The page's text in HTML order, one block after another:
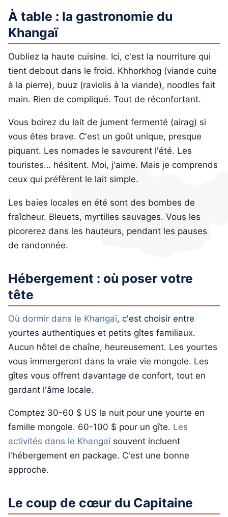
À table : la gastronomie du
Khangaï
Oubliez la haute cuisine. Ici, c'est la nourriture qui
tient debout dans le froid. Khhorkhog (viande cuite
à la pierre), buuz (raviolis à la viande), noodles fait
main. Rien de compliqué. Tout de réconfortant.
Vous boirez du lait de jument fermenté (airag) si
vous êtes brave. C'est un goût unique, presque
piquant. Les nomades le savourent l'été. Les
touristes… hésitent. Moi, j'aime. Mais je comprends
ceux qui préfèrent le lait simple.
Les baies locales en été sont des bombes de
fraîcheur. Bleuets, myrtilles sauvages. Vous les
picorerez dans les hauteurs, pendant les pauses
de randonnée.
Hébergement : où poser votre
tête
Où dormir dans le Khangaï, c'est choisir entre
yourtes authentiques et petits gîtes familiaux.
Aucun hôtel de chaîne, heureusement. Les yourtes
vous immergeront dans la vraie vie mongole. Les
gîtes vous offrent davantage de confort, tout en
gardant l'âme locale.
Comptez 30-60 $ US la nuit pour une yourte en
famille mongole. 60-100 $ pour un gîte. Les
activités dans le Khangaïsouvent incluent
l'hébergement en package. C'est une bonne
approche.
Le coup de cœur du Capitaine